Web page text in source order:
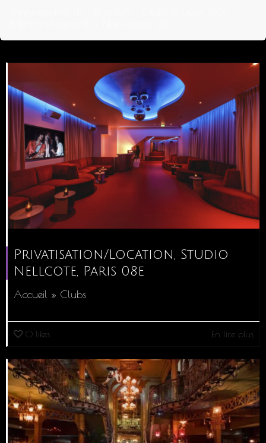
Privatisation/Location, Studio
Nellcote, Paris 08e
Accueil » Clubs
0 likes En lire plus